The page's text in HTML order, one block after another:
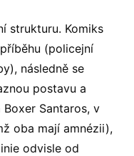
strukturu. Komiks
(policejní
následně se
postavu a
Santaros, v
oba mají amnézii),
odvisle od